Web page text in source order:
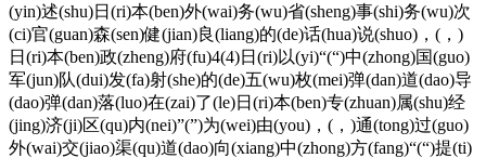
(yin)述(shu)日(ri)本(ben)外(wai)务(wu)省(sheng)事(shi)务(wu)次
(ci)官(guan)森(sen)健(jian)良(liang)的(de)话(hua)说(shuo)，(，)
日(ri)本(ben)政(zheng)府(fu)4(4)日(ri)以(yi)“(“)中(zhong)国(guo)
军(jun)队(dui)发(fa)射(she)的(de)五(wu)枚(mei)弹(dan)道(dao)导
(dao)弹(dan)落(luo)在(zai)了(le)日(ri)本(ben)专(zhuan)属(shu)经
(jing)济(ji)区(qu)内(nei)”(”)为(wei)由(you)，(，)通(tong)过(guo)
外(wai)交(jiao)渠(qu)道(dao)向(xiang)中(zhong)方(fang)“(“)提(ti)